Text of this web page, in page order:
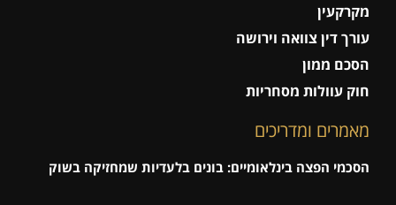
מקרקעין
עורך דין צוואה וירושה
הסכם ממון
חוק עוולות מסחריות
מאמרים ומדריכים
הסכמי הפצה בינלאומיים: בונים בלעדיות שמחזיקה בשוק